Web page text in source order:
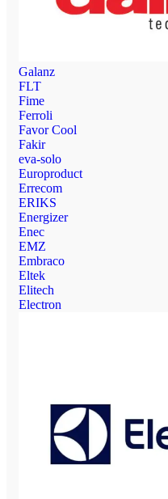
Galanz
FLT
Fime
Ferroli
Favor Cool
Fakir
eva-solo
Europroduct
Errecom
ERIKS
Energizer
Enec
EMZ
Embraco
Eltek
Elitech
Electron